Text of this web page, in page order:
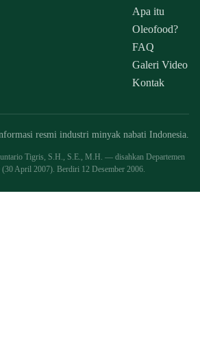
Apa itu
Oleofood?
FAQ
Galeri Video
Kontak
resmi industri minyak nabati Indonesia.
Tigris, S.H., S.E., M.H. — disahkan Departemen
April 2007). Berdiri 12 Desember 2006.